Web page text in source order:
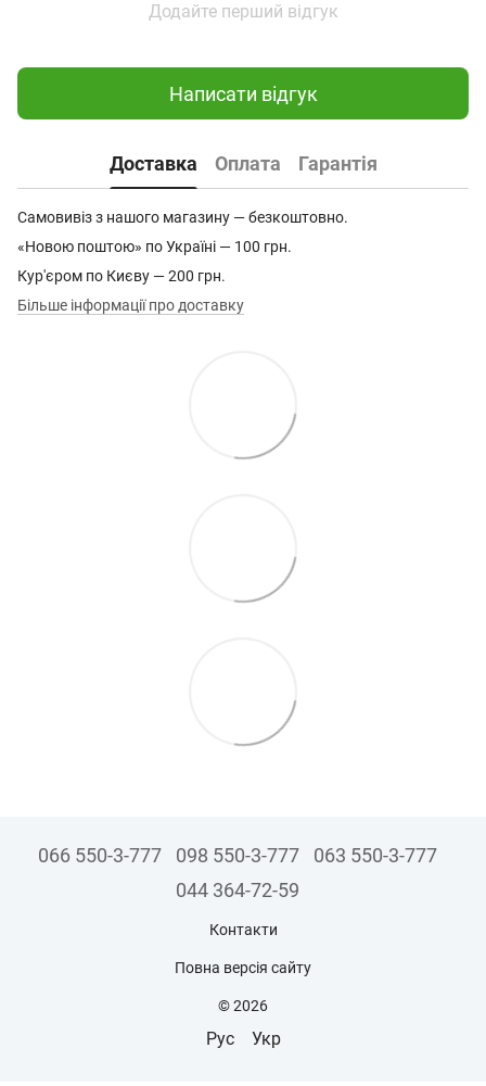
Додайте перший відгук
Написати відгук
Доставка Оплата Гарантія
Самовивіз з нашого магазину — безкоштовно.
«Новою поштою» по Україні — 100 грн.
Кур'єром по Києву — 200 грн.
Більше інформації про доставку
066 550-3-777 098 550-3-777
063 550-3-777
044 364-72-59
Контакти
Повна версія сайту
© 2026
Рус Укр